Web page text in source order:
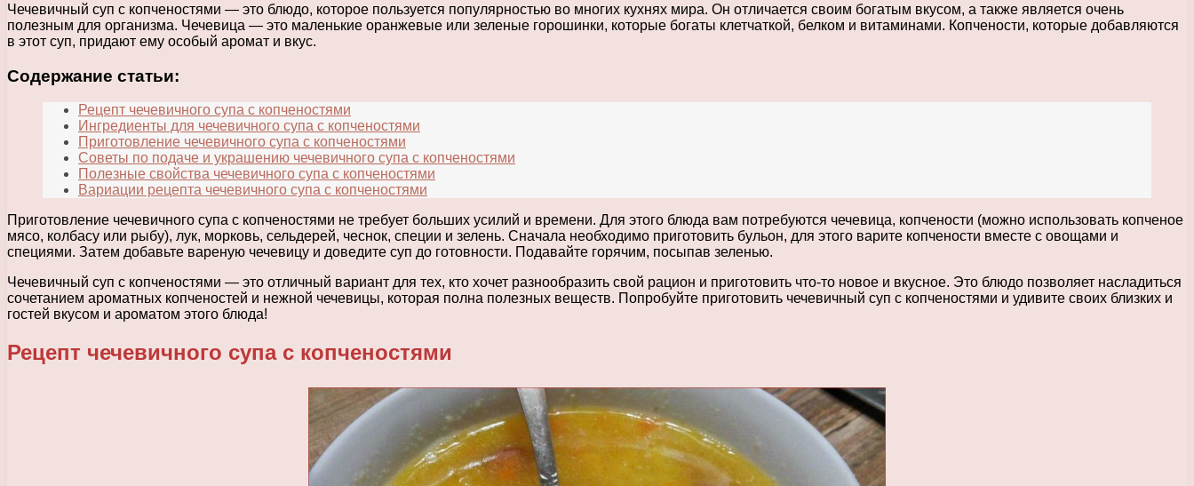
Чечевичный суп с копченостями — это блюдо, которое пользуется популярностью во многих кухнях мира. Он отличается своим богатым вкусом, а также является очень
полезным для организма. Чечевица — это маленькие оранжевые или зеленые горошинки, которые богаты клетчаткой, белком и витаминами. Копчености, которые добавляются
в этот суп, придают ему особый аромат и вкус.
Содержание статьи:
Рецепт чечевичного супа с копченостями
Ингредиенты для чечевичного супа с копченостями
Приготовление чечевичного супа с копченостями
Советы по подаче и украшению чечевичного супа с копченостями
Полезные свойства чечевичного супа с копченостями
Вариации рецепта чечевичного супа с копченостями
Приготовление чечевичного супа с копченостями не требует больших усилий и времени. Для этого блюда вам потребуются чечевица, копчености (можно использовать копченое
мясо, колбасу или рыбу), лук, морковь, сельдерей, чеснок, специи и зелень. Сначала необходимо приготовить бульон, для этого варите копчености вместе с овощами и
специями. Затем добавьте вареную чечевицу и доведите суп до готовности. Подавайте горячим, посыпав зеленью.
Чечевичный суп с копченостями — это отличный вариант для тех, кто хочет разнообразить свой рацион и приготовить что-то новое и вкусное. Это блюдо позволяет насладиться
сочетанием ароматных копченостей и нежной чечевицы, которая полна полезных веществ. Попробуйте приготовить чечевичный суп с копченостями и удивите своих близких и
гостей вкусом и ароматом этого блюда!
Рецепт чечевичного супа с копченостями